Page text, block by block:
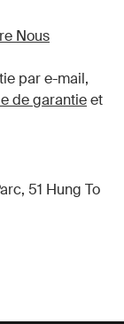
Nous
par e-mail,
de garantieet
51 Hung To